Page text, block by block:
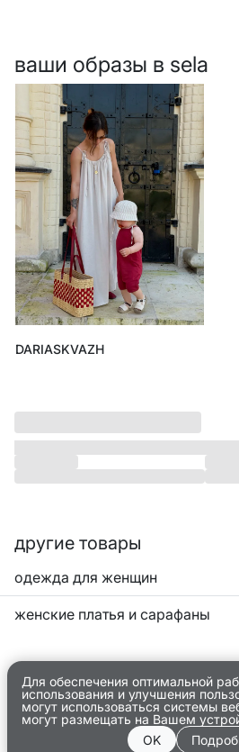
ваши образы в sela
DARIASKVAZH
другие товары
одежда для женщин
женские платья и сарафаны
Для обеспечения оптимальной
использования и улучшения
могут использоваться системы
могут размещать на Вашем
OK